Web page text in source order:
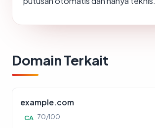
Domain Terkait
example.com
CA 70/100